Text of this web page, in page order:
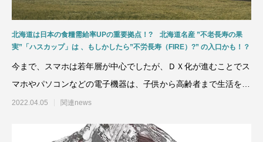
北海道は日本の食糧需給率UPの重要拠点！? 北海道名産 ”不老長寿の果
実”「ハスカップ」は 、もしかしたら”不労長寿（FIRE）?” の入口かも！？
今まで、スマホは若年層が中心でしたが、ＤＸ化が進むことでス
マホやパソコンなどの電子機器は、子供から高齢者まで生活をし
ていく上でに必要不可欠
2022.04.05 関連news